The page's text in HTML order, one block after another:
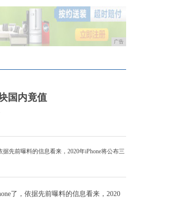
广告
国内竟值
先前曝料的信息看来，2020年iPhone将公布三
了，依据先前曝料的信息看来，2020